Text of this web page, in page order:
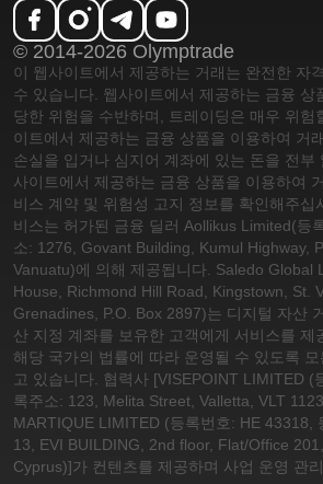
© 2014-2026 Olymptrade
이 웹사이트에서 제공하는 거래는 완전한 자
수 있습니다. 웹사이트에서 제공하는 금융 상
당한 위험을 수반하며, 트레이딩은 매우 위험
이트에서 제공하는 금융 상품을 이용하여 거
손실을 입거나 심지어 계좌에 있는 돈을 전부
사이트에서 제공하는 금융 상품을 이용하여
비스 계약 및 위험성 고지 정보를 확인해주십
비스는 허가된 금융 딜러 Aollikus Limited(등
소: 1276, Govant Building, Kumul Highway,
Vanuatu)에 의해 제공됩니다. Saledo Global
House, Richmond Hill Road, Kingstown, St.
Grenadines, P.O. Box 2897)는 디지털 자산
산 지정 계좌를 보유한 고객에게 서비스를 제
해당 국가의 법률에 따라 운영될 수 있도록
고 있습니다. 협력사 [VISEPOINT LIMITED (
록주소: 123, Melita Street, Valletta, VLT
MARTIQUE LIMITED (등록번호: HE 43318,
13, EVI BUILDING, 2nd floor, Flat/Office
Cyprus)]가 컨텐츠를 제공하며 사업 운영 관